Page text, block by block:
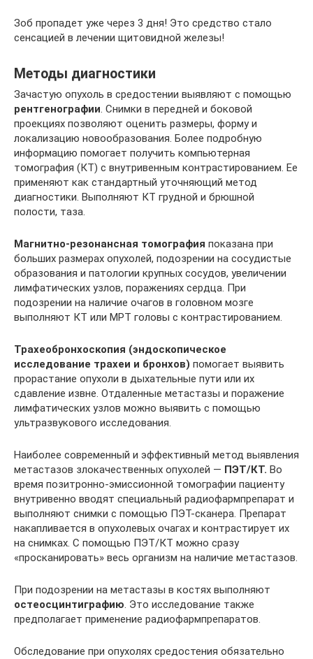
Зоб пропадет уже через 3 дня! Это средство стало
сенсацией в лечении щитовидной железы!
Методы диагностики
Зачастую опухоль в средостении выявляют с помощью
рентгенографии. Снимки в передней и боковой
проекциях позволяют оценить размеры, форму и
локализацию новообразования. Более подробную
информацию помогает получить компьютерная
томография (КТ) с внутривенным контрастированием. Ее
применяют как стандартный уточняющий метод
диагностики. Выполняют КТ грудной и брюшной
полости, таза.
Магнитно-резонансная томография показана при
больших размерах опухолей, подозрении на сосудистые
образования и патологии крупных сосудов, увеличении
лимфатических узлов, поражениях сердца. При
подозрении на наличие очагов в головном мозге
выполняют КТ или МРТ головы с контрастированием.
Трахеобронхоскопия (эндоскопическое
исследование трахеи и бронхов) помогает выявить
прорастание опухоли в дыхательные пути или их
сдавление извне. Отдаленные метастазы и поражение
лимфатических узлов можно выявить с помощью
ультразвукового исследования.
Наиболее современный и эффективный метод выявления
метастазов злокачественных опухолей — ПЭТ/КТ. Во
время позитронно-эмиссионной томографии пациенту
внутривенно вводят специальный радиофармпрепарат и
выполняют снимки с помощью ПЭТ-сканера. Препарат
накапливается в опухолевых очагах и контрастирует их
на снимках. С помощью ПЭТ/КТ можно сразу
«просканировать» весь организм на наличие метастазов.
При подозрении на метастазы в костях выполняют
остеосцинтиграфию. Это исследование также
предполагает применение радиофармпрепаратов.
Обследование при опухолях средостения обязательно